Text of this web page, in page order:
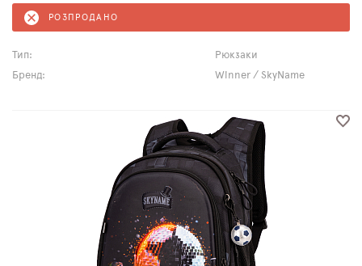
РОЗПРОДАНО
Тип:
Рюкзаки
Бренд:
Winner / SkyName